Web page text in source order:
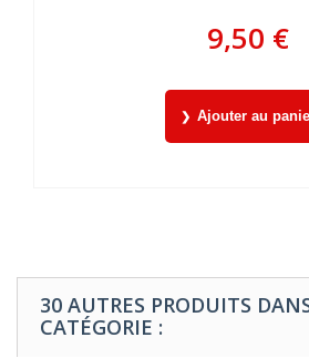
9,50 €
Ajouter au
30 AUTRES PRODUITS
CATÉGORIE :